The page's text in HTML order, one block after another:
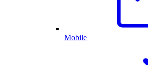
Mobile